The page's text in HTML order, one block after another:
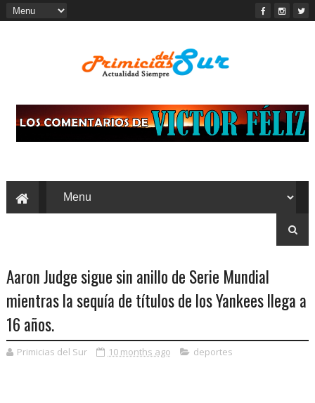
Aaron Judge sigue sin anillo de Serie Mundial
mientras la sequía de títulos de los Yankees llega a
16 años.
Primicias del Sur 10 months ago deportes